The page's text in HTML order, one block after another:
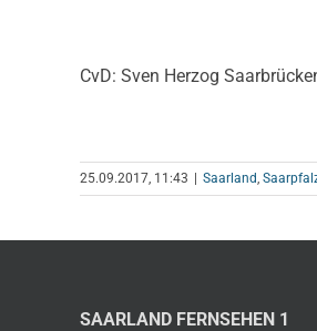
CvD: Sven Herzog
25.09.2017, 11:43 Saarland,
SAARLAND FERNSEHEN 1